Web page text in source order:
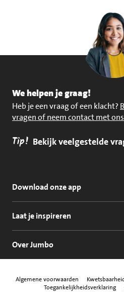
We helpen je graag!
Heb je een vraag of een klacht?
vragen of neem contact met
Tip! Bekijk veelgestelde
Download onze app
Laat je inspireren
Over Jumbo
Algemene voorwaarden
Toegankelijkheidsverklaring